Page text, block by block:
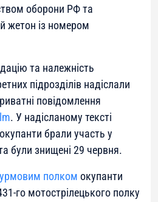
оборони РФ та
жетон із номером
та належність
підрозділів надіслали
повідомлення
. У надісланому тексті
брали участь у
були знищені 29 червня.
полком окупанти
го мотострілецького полку